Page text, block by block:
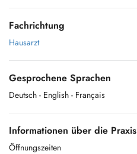
Fachrichtung
Hausarzt
Gesprochene Sprachen
Deutsch - English - Français
Informationen über die Praxis
Öffnungszeiten